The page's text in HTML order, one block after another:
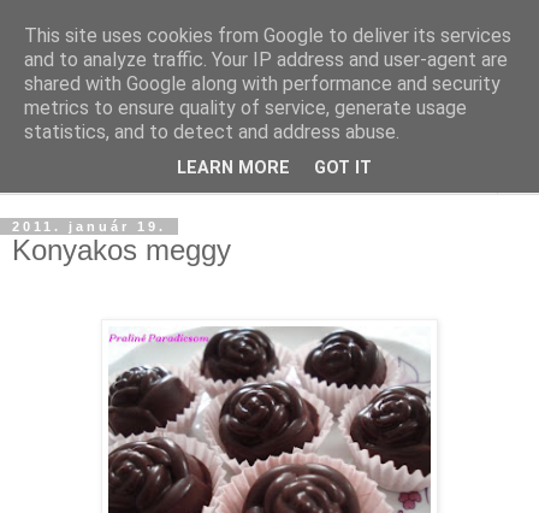
2011. január 19.
Konyakos meggy
This site uses cookies from Google to deliver its services
and to analyze traffic. Your IP address and user-agent are
shared with Google along with performance and security
metrics to ensure quality of service, generate usage
statistics, and to detect and address abuse.
LEARN MORE GOT IT